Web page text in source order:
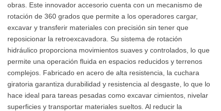
obras. Este innovador accesorio cuenta con un mecanismo de
rotación de 360 grados que permite a los operadores cargar,
excavar y transferir materiales con precisión sin tener que
reposicionar la retroexcavadora. Su sistema de rotación
hidráulico proporciona movimientos suaves y controlados, lo que
permite una operación fluida en espacios reducidos y terrenos
complejos. Fabricado en acero de alta resistencia, la cuchara
giratoria garantiza durabilidad y resistencia al desgaste, lo que lo
hace ideal para tareas pesadas como excavar cimientos, nivelar
superficies y transportar materiales sueltos. Al reducir la